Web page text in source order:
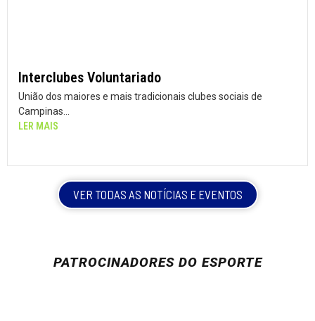
Interclubes Voluntariado
União dos maiores e mais tradicionais clubes sociais de
Campinas...
LER MAIS
VER TODAS AS NOTÍCIAS E EVENTOS
PATROCINADORES DO ESPORTE